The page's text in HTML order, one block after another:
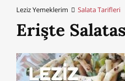
Leziz Yemeklerim Salata Tarifleri
Erişte